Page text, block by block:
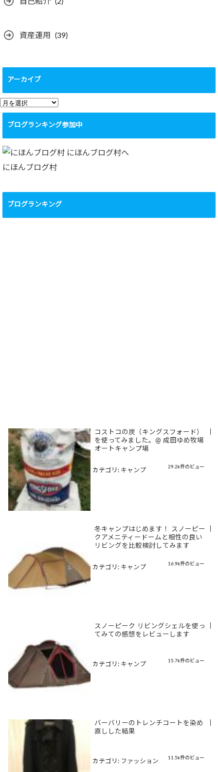
自己紹介 (2)
資産運用 (39)
アーカイブ
ア
ー
イ
ブ
ブログランキング参加中
にほんブログ村
ブログランキング
コストコの炭（キングスフォード）
を使ってみました。@ 成田ゆめ牧場
オートキャンプ場
29.2k件のビュー
カテゴリ: キャンプ
冬キャンプはじめます！ スノーピー
クアメニティードームと相性の良い
リビングを比較検討してみます
16.9k件のビュー
カテゴリ: キャンプ
スノーピーク リビングシェルを使っ
てみての感想をレビューします
15.7k件のビュー
カテゴリ: キャンプ
バーバリーのトレンチコートを染め
直しした結果
11.5k件のビュー
カテゴリ: ファッション